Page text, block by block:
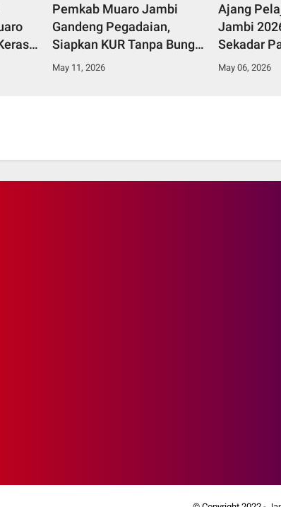
Pemkab Muaro Jambi
Gandeng Pegadaian,
Siapkan KUR Tanpa Bunga
untuk Tekan Kemiskinan
May 11, 2026
Ajang
Jambi
Sekadar
Tapi Ujian
May 06, 2026